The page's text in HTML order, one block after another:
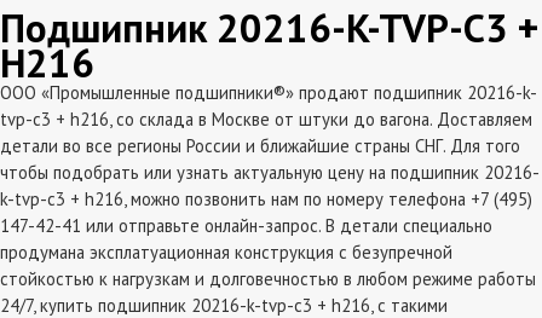
Подшипник 20216-K-TVP-C3 +
H216
ООО «Промышленные подшипники®» продают подшипник 20216-k-
tvp-c3 + h216, со склада в Москве от штуки до вагона. Доставляем
детали во все регионы России и ближайшие страны СНГ. Для того
чтобы подобрать или узнать актуальную цену на подшипник 20216-
k-tvp-c3 + h216, можно позвонить нам по номеру телефона +7 (495)
147-42-41 или отправьте онлайн-запрос. В детали специально
продумана эксплатуационная конструкция с безупречной
стойкостью к нагрузкам и долговечностью в любом режиме работы
24/7, купить подшипник 20216-k-tvp-c3 + h216, с такими